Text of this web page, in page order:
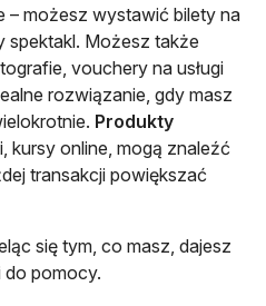
– możesz wystawić bilety na
Możesz także
vouchery na usługi
rozwiązanie, gdy masz
Produkty
kursy online, mogą znaleźć
transakcji powiększać
się tym, co masz, dajesz
do pomocy.